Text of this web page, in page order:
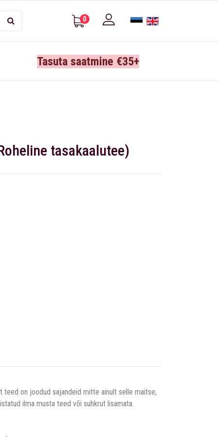
0
Tasuta saatmine €35+
tasakaalutee)
teed on joodud sajandeid mitte ainult selle maitse,
ilma musta teed või suhkrut lisamata.